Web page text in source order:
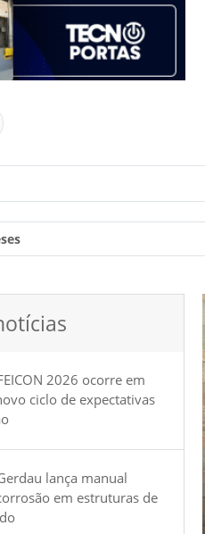
2026 ocorre em
ciclo de expectativas
lança manual
em estruturas de